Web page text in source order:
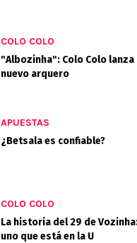
COLO COLO
"Albozinha": Colo Colo
nuevo arquero
APUESTAS
¿Betsala es confiable?
COLO COLO
La historia del 29 de
uno que está en la U